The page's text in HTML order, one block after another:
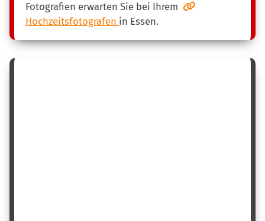
Fotografien erwarten Sie bei Ihrem
Hochzeitsfotografen in Essen.